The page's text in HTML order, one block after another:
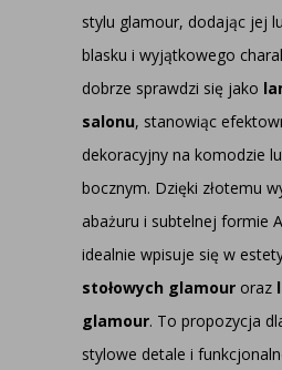
stylu glamour, dodając jej
blasku i wyjątkowego
dobrze sprawdzi się jako
salonu, stanowiąc
dekoracyjny na komodzie
bocznym. Dzięki złotemu
abażuru i subtelnej formie
idealnie wpisuje się w
stołowych glamour oraz
glamour. To propozycja
stylowe detale i